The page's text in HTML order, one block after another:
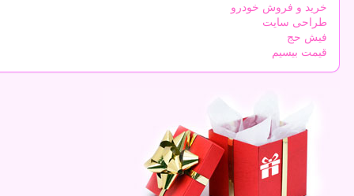
خرید و فروش خودرو
طراحی سایت
فیش حج
قیمت بیسیم